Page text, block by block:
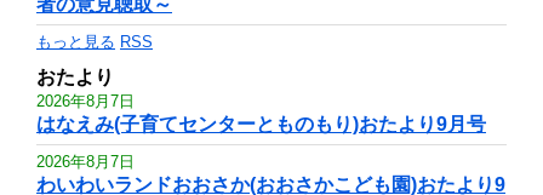
もっと見る RSS
おたより
2026年8月7日
はなえみ(子育てセンターとものもり)おたより9月号
2026年8月7日
わいわいランドおおさか(おおさかこども園)おたより9